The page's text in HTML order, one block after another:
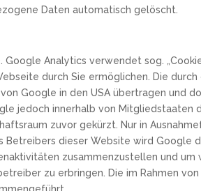
Daten automatisch gelöscht.
Analytics verwendet sog.
durch Sie ermöglichen. Die durch
Google in den USA übertragen und
jedoch innerhalb von Mitgliedstaaten
zuvor gekürzt. Nur in
Betreibers dieser Website wird Google
zusammenzustellen und
zu erbringen. Die im Rahmen